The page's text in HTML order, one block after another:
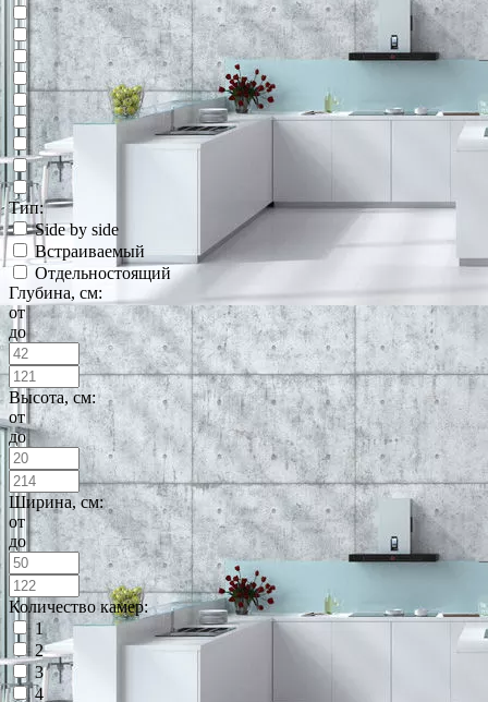
Тип:
Side by side
Встраиваемый
Отдельностоящий
Глубина, см:
от
до
Высота, см:
от
до
Ширина, см:
от
до
Количество камер:
1
2
3
4